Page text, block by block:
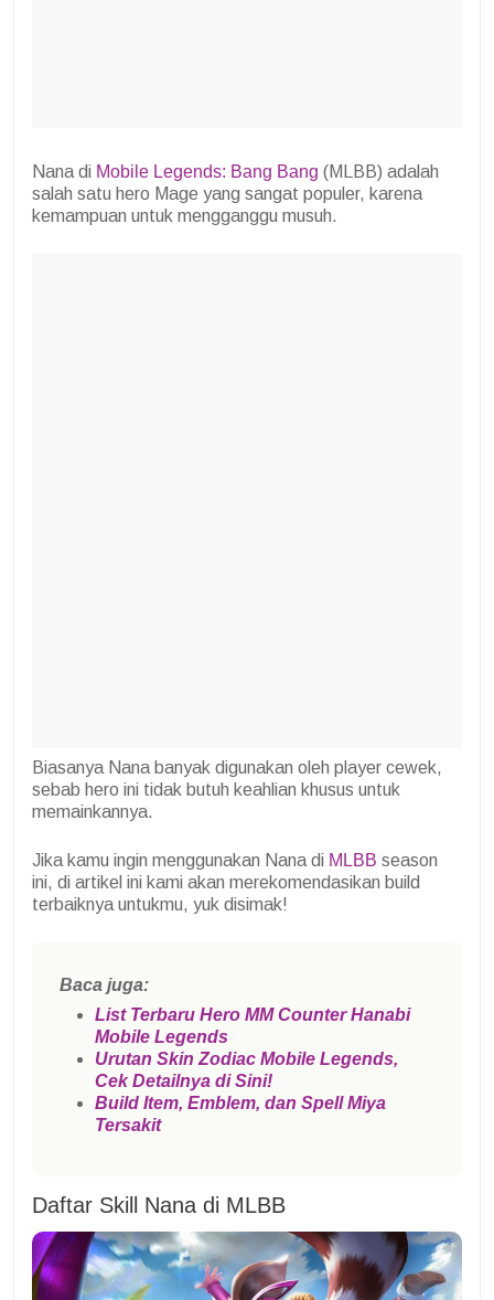
Nana di Mobile Legends: Bang Bang (MLBB) adalah
salah satu hero Mage yang sangat populer, karena
kemampuan untuk mengganggu musuh.
Biasanya Nana banyak digunakan oleh player cewek,
sebab hero ini tidak butuh keahlian khusus untuk
memainkannya.
Jika kamu ingin menggunakan Nana di MLBB season
ini, di artikel ini kami akan merekomendasikan build
terbaiknya untukmu, yuk disimak!
Baca juga:
List Terbaru Hero MM Counter Hanabi
Mobile Legends
Urutan Skin Zodiac Mobile Legends,
Cek Detailnya di Sini!
Build Item, Emblem, dan Spell Miya
Tersakit
Daftar Skill Nana di MLBB